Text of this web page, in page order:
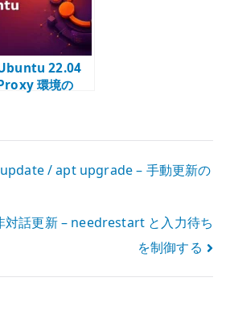
22.04
環境の
/ apt upgrade – 手動更新の
話更新 – needrestart と入力待ち
を制御する